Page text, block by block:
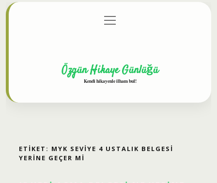
Gizlilik Politikası
menüyü
aç
Özgün Hikaye Günlüğü
Kendi hikayenle ilham bul!
ETIKET: MYK SEVIYE 4 USTALIK BELGESI
YERINE GEÇER MI